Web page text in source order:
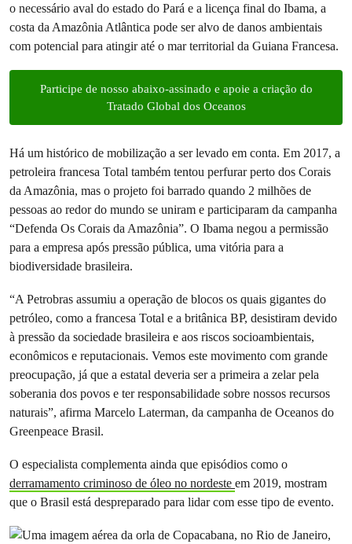
o necessário aval do estado do Pará e a licença final do Ibama, a
costa da Amazônia Atlântica pode ser alvo de danos ambientais
com potencial para atingir até o mar territorial da Guiana Francesa.
Participe de nosso abaixo-assinado e apoie a criação do
Tratado Global dos Oceanos
Há um histórico de mobilização a ser levado em conta. Em 2017, a
petroleira francesa Total também tentou perfurar perto dos Corais
da Amazônia, mas o projeto foi barrado quando 2 milhões de
pessoas ao redor do mundo se uniram e participaram da campanha
“Defenda Os Corais da Amazônia”. O Ibama negou a permissão
para a empresa após pressão pública, uma vitória para a
biodiversidade brasileira.
“A Petrobras assumiu a operação de blocos os quais gigantes do
petróleo, como a francesa Total e a britânica BP, desistiram devido
à pressão da sociedade brasileira e aos riscos socioambientais,
econômicos e reputacionais. Vemos este movimento com grande
preocupação, já que a estatal deveria ser a primeira a zelar pela
soberania dos povos e ter responsabilidade sobre nossos recursos
naturais”, afirma Marcelo Laterman, da campanha de Oceanos do
Greenpeace Brasil.
O especialista complementa ainda que episódios como o
derramamento criminoso de óleo no nordeste em 2019, mostram
que o Brasil está despreparado para lidar com esse tipo de evento.